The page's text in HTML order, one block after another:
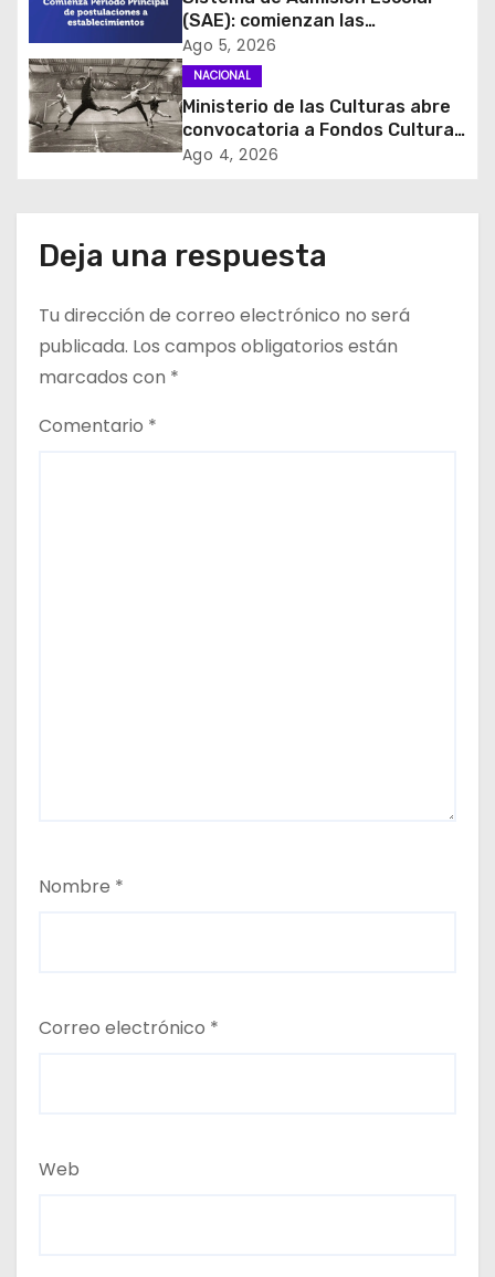
e
e
n
r
d
a
s
(SAE): comienzan las
postulaciones a
establecimientos para 2027
Ago 5, 2026
NACIONAL
Ministerio de las Culturas abre
convocatoria a Fondos Cultura
2027 con foco en
Ago 4, 2026
Deja una respuesta
Tu dirección de correo electrónico no será
publicada. Los campos obligatorios están
marcados con *
Comentario *
Nombre *
Correo electrónico *
Web